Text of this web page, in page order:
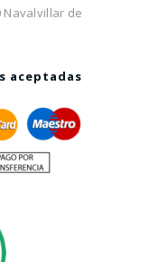
Navalvillar de
aceptadas